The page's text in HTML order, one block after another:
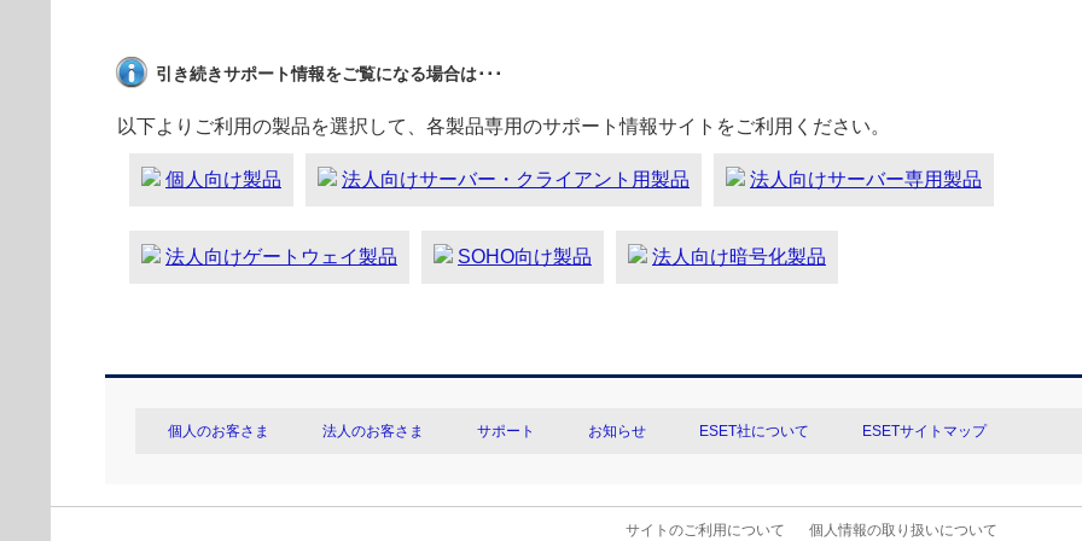
引き続きサポート情報をご覧になる場合は･･･
以下よりご利用の製品を選択して、各製品専用のサポート情報サイトをご利用ください。
個人向け製品 法人向けサーバー・クライアント用製品 法人向けサーバー専用製品
法人向けゲートウェイ製品 SOHO向け製品 法人向け暗号化製品
個人のお客さま 法人のお客さま サポート お知らせ ESET社について ESETサイトマップ
サイトのご利用について 個人情報の取り扱いについて